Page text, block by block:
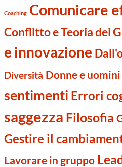
Coaching Comunicare
Conflitto e Teoria dei
e innovazione
Diversità Donne e uomini
sentimenti Errori
saggezza Filosofia
Gestire il
Lavorare in gruppo